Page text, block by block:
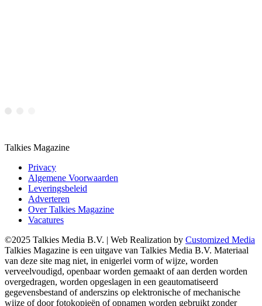
Talkies Magazine
Privacy
Algemene Voorwaarden
Leveringsbeleid
Adverteren
Over Talkies Magazine
Vacatures
©2025 Talkies Media B.V. | Web Realization by Customized Media
Talkies Magazine is een uitgave van Talkies Media B.V. Materiaal
van deze site mag niet, in enigerlei vorm of wijze, worden
verveelvoudigd, openbaar worden gemaakt of aan derden worden
overgedragen, worden opgeslagen in een geautomatiseerd
gegevensbestand of anderszins op elektronische of mechanische
wijze of door fotokopieën of opnamen worden gebruikt zonder